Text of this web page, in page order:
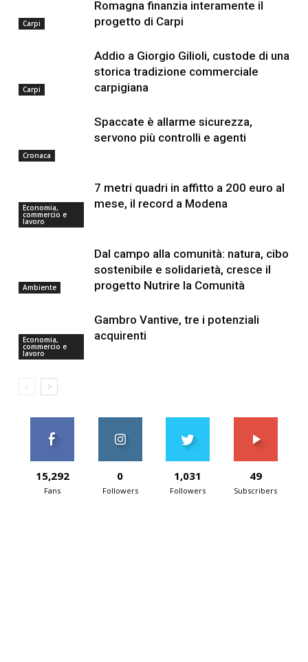
Carpi
Romagna finanzia interamente il
progetto di Carpi
Carpi
Addio a Giorgio Gilioli, custode di una
storica tradizione commerciale
carpigiana
Cronaca
Spaccate è allarme sicurezza,
servono più controlli e agenti
Economia,
commercio e
lavoro
7 metri quadri in affitto a 200 euro al
mese, il record a Modena
Ambiente
Dal campo alla comunità: natura, cibo
sostenibile e solidarietà, cresce il
progetto Nutrire la Comunità
Economia,
commercio e
lavoro
Gambro Vantive, tre i potenziali
acquirenti
15,292
Fans
0
Followers
1,031
Followers
49
Subscribers